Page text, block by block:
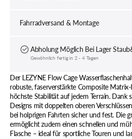
Fahrradversand & Montage
Abholung Möglich Bei Lager
Gewöhnlich fertig in 2 - 4 Tagen
Der LEZYNE Flow Cage
robuste, faserverstärkte Composite
höchste Stabilität auf jedem Terrain. Dank
Designs mit doppelten oberen
bei holprigen Fahrten sicher und fest. Die
ermöglicht zudem einen schnellen und
Flasche – ideal für sportliche Touren und